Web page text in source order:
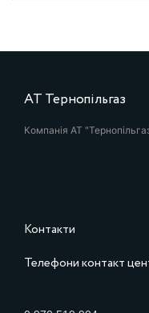
АТ Тернопільгаз
Компанія АТ
Контакти
Телефони контакт